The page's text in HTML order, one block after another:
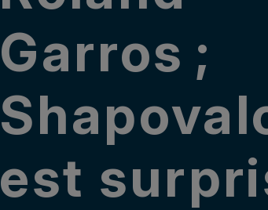
Garros ;
est